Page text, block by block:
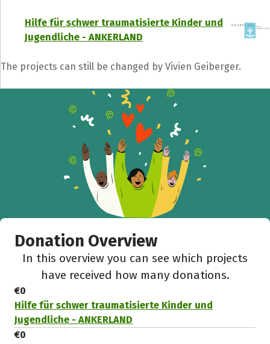
Hilfe für schwer traumatisierte Kinder und
Jugendliche - ANKERLAND
The projects can still be changed by Vivien Geiberger.
Donation Overview
In this overview you can see which projects
have received how many donations.
€0
Hilfe für schwer traumatisierte Kinder und
Jugendliche - ANKERLAND
€0
Share fundraising event
Help to collect more donations!
Facebook WhatsApp Messenger